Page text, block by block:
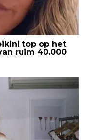
top op het
ruim 40.000